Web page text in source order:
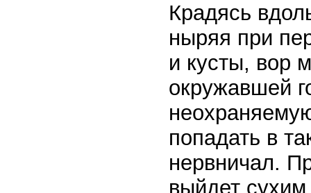
Крадясь
ныряя при
и кусты, вор
окружавшей
попадать в
нервничал.
выйдет